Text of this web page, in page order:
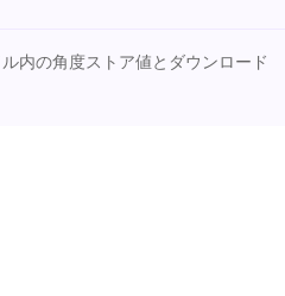
内の角度ストア値とダウンロード